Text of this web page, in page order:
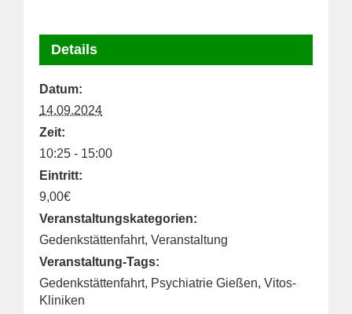
Details
Datum:
14.09.2024
Zeit:
10:25 - 15:00
Eintritt:
9,00€
Veranstaltungskategorien:
Gedenkstättenfahrt, Veranstaltung
Veranstaltung-Tags:
Gedenkstättenfahrt, Psychiatrie Gießen, Vitos-
Kliniken